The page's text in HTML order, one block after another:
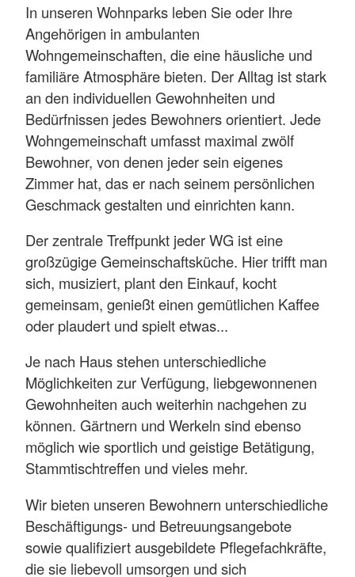
In unseren Wohnparks leben Sie oder Ihre
Angehörigen in ambulanten
Wohngemeinschaften, die eine häusliche und
familiäre Atmosphäre bieten. Der Alltag ist stark
an den individuellen Gewohnheiten und
Bedürfnissen jedes Bewohners orientiert. Jede
Wohngemeinschaft umfasst maximal zwölf
Bewohner, von denen jeder sein eigenes
Zimmer hat, das er nach seinem persönlichen
Geschmack gestalten und einrichten kann.
Der zentrale Treffpunkt jeder WG ist eine
großzügige Gemeinschaftsküche. Hier trifft man
sich, musiziert, plant den Einkauf, kocht
gemeinsam, genießt einen gemütlichen Kaffee
oder plaudert und spielt etwas...
Je nach Haus stehen unterschiedliche
Möglichkeiten zur Verfügung, liebgewonnenen
Gewohnheiten auch weiterhin nachgehen zu
können. Gärtnern und Werkeln sind ebenso
möglich wie sportlich und geistige Betätigung,
Stammtischtreffen und vieles mehr.
Wir bieten unseren Bewohnern unterschiedliche
Beschäftigungs- und Betreuungsangebote
sowie qualifiziert ausgebildete Pflegefachkräfte,
die sie liebevoll umsorgen und sich